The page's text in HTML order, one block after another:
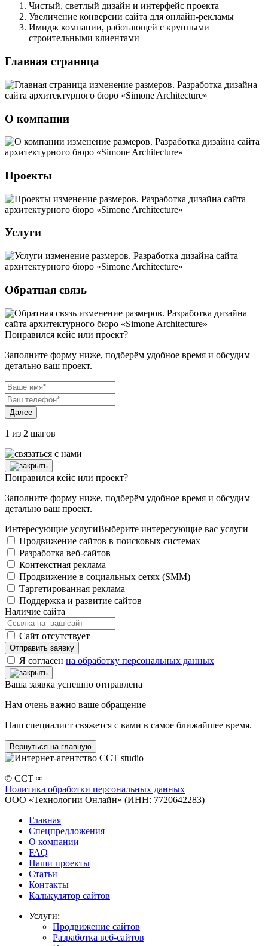
Чистый, светлый дизайн и интерфейс проекта
Увеличение конверсии сайта для онлайн-рекламы
Имидж компании, работающей с крупными
строительными клиентами
Главная страница
О компании
Проекты
Услуги
Обратная связь
Понравился кейс или проект?
Заполните форму ниже, подберём удобное время и обсудим
детально ваш проект.
Далее
1 из 2 шагов
Понравился кейс или проект?
Заполните форму ниже, подберём удобное время и обсудим
детально ваш проект.
Интересующие услугиВыберите интересующие вас услуги
Продвижение сайтов в поисковых системах
Разработка веб-сайтов
Контекстная реклама
Продвижение в социальных сетях (SMM)
Таргетированная реклама
Поддержка и развитие сайтов
Наличие сайта
Сайт отсутствует
Я согласен на обработку персональных данных
Ваша заявка успешно отправлена
Нам очень важно ваше обращение
Наш специалист свяжется с вами в самое ближайшее время.
Вернуться на главную
© CCT ∞
Политика обработки персональных данных
ООО «Технологии Онлайн» (ИНН: 7720642283)
Главная
Спецпредложения
О компании
FAQ
Наши проекты
Статьи
Контакты
Калькулятор сайтов
Услуги:
Продвижение сайтов
Разработка веб-сайтов